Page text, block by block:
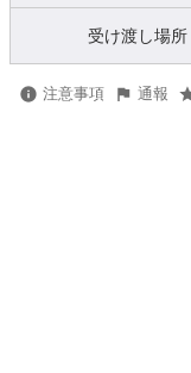
受け渡し場所
注意事項 通報